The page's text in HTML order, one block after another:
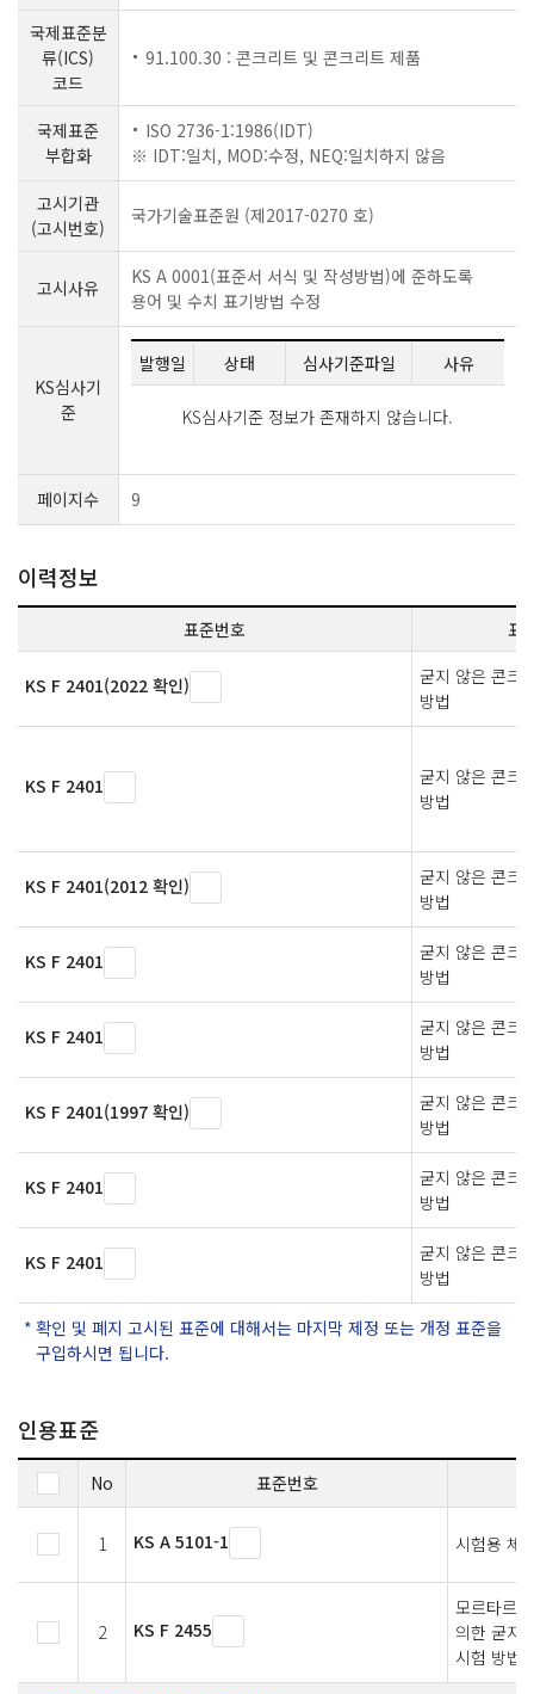
국제표준분
류(ICS)
코드
91.100.30 : 콘크리트 및 콘크리트 제품
국제표준
부합화
ISO 2736-1:1986(IDT)
※ IDT:일치, MOD:수정, NEQ:일치하지 않음
고시기관
(고시번호)
국가기술표준원 (제2017-0270 호)
고시사유
KS A 0001(표준서 서식 및 작성방법)에 준하도록
용어 및 수치 표기방법 수정
KS심사기
준
발행일 상태 심사기준파일 사유
KS심사기준 정보가 존재하지 않습니다.
페이지수 9
이력정보
표준번호 표
KS F 2401(2022 확인)
굳지 않은 콘크
방법
KS F 2401
굳지 않은 콘크
방법
KS F 2401(2012 확인)
굳지 않은 콘크
방법
KS F 2401
굳지 않은 콘크
방법
KS F 2401
굳지 않은 콘크
방법
KS F 2401(1997 확인)
굳지 않은 콘크
방법
KS F 2401
굳지 않은 콘크
방법
KS F 2401
굳지 않은 콘크
방법
확인 및 폐지 고시된 표준에 대해서는 마지막 제정 또는 개정 표준을
구입하시면 됩니다.
인용표준
No 표준번호
1 KS A 5101-1 시험용 체
2 KS F 2455
모르타르
의한 굳지
시험 방법